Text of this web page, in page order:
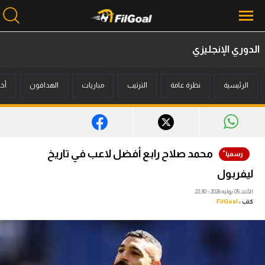
أخبار
ميركاتو
فانتازي في الجول
الدوري الإنجليزي
الرئيسية نظرة عامة الترتيب مباريات الهدافون
محمد صلاح رابع أفضل لاعب في تاريخ
ليفربول
الأحد، 05 يوليه 2026 - 22:30
كتب : FilGoal